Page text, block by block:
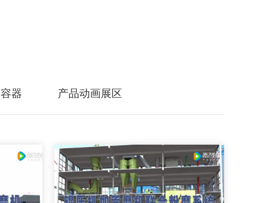
器 产品动画展区